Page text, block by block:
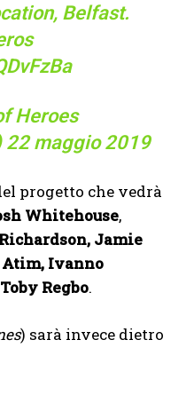
Belfast.
Heroes
22 maggio 2019
progetto che vedrà
Whitehouse,
Jamie
Atim, Ivanno
Toby Regbo.
) sarà invece dietro